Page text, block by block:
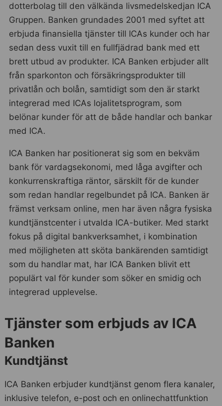
dotterbolag till den välkända livsmedelskedjan ICA
Gruppen. Banken grundades 2001 med syftet att
erbjuda finansiella tjänster till ICAs kunder och har
sedan dess vuxit till en fullfjädrad bank med ett
brett utbud av produkter. ICA Banken erbjuder allt
från sparkonton och försäkringsprodukter till
privatlån och bolån, samtidigt som den är starkt
integrerad med ICAs lojalitetsprogram, som
belönar kunder för att de både handlar och bankar
med ICA.
ICA Banken har positionerat sig som en bekväm
bank för vardagsekonomi, med låga avgifter och
konkurrenskraftiga räntor, särskilt för de kunder
som redan handlar regelbundet på ICA. Banken är
främst verksam online, men har även några fysiska
kundtjänstcenter i utvalda ICA-butiker. Med starkt
fokus på digital bankverksamhet, i kombination
med möjligheten att sköta bankärenden samtidigt
som du handlar mat, har ICA Banken blivit ett
populärt val för kunder som söker en smidig och
integrerad upplevelse.
Tjänster som erbjuds av ICA
Banken
Kundtjänst
ICA Banken erbjuder kundtjänst genom flera kanaler,
inklusive telefon, e-post och en onlinechattfunktion